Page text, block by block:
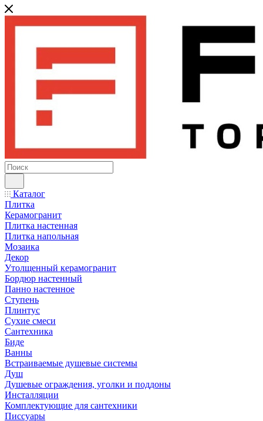
Каталог
Плитка
Керамогранит
Плитка настенная
Плитка напольная
Мозаика
Декор
Утолщенный керамогранит
Бордюр настенный
Панно настенное
Ступень
Плинтус
Сухие смеси
Сантехника
Биде
Ванны
Встраиваемые душевые системы
Душ
Душевые ограждения, уголки и поддоны
Инсталляции
Комплектующие для сантехники
Писсуары